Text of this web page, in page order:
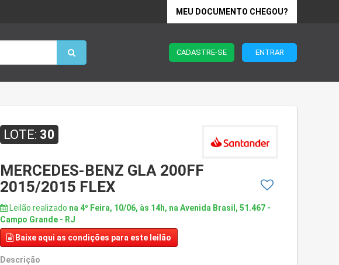
MEU DOCUMENTO CHEGOU?
CADASTRE-SE ENTRAR
LOTE: 30
MERCEDES-BENZ GLA 200FF
2015/2015 FLEX
Leilão realizado na 4º Feira, 10/06, às 14h, na Avenida Brasil, 51.467 -
Campo Grande - RJ
Baixe aqui as condições para este leilão
Descrição